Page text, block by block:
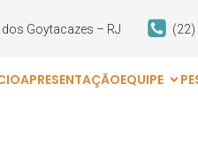
Goytacazes – RJ (22)
APRESENTAÇÃOEQUIPE